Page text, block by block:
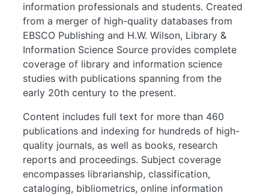
information professionals and students. Created
from a merger of high-quality databases from
EBSCO Publishing and H.W. Wilson, Library &
Information Science Source provides complete
coverage of library and information science
studies with publications spanning from the
early 20th century to the present.
Content includes full text for more than 460
publications and indexing for hundreds of high-
quality journals, as well as books, research
reports and proceedings. Subject coverage
encompasses librarianship, classification,
cataloging, bibliometrics, online information